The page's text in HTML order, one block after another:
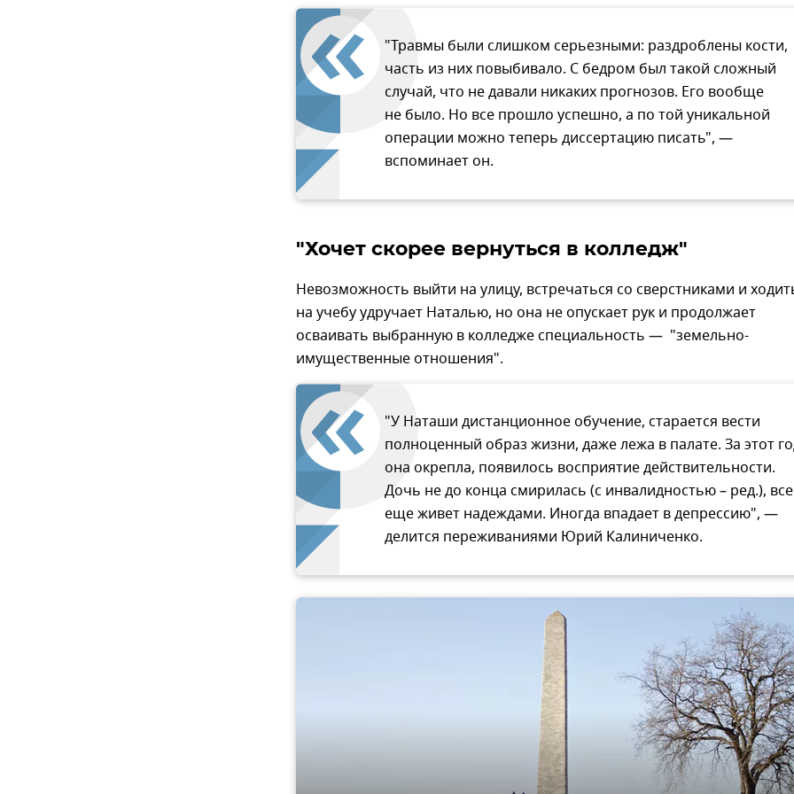
"Травмы были слишком серьезными: раздроблены кости,
часть из них повыбивало. С бедром был такой сложный
случай, что не давали никаких прогнозов. Его вообще
не было. Но все прошло успешно, а по той уникальной
операции можно теперь диссертацию писать", —
вспоминает он.
"Хочет скорее вернуться в колледж"
Невозможность выйти на улицу, встречаться со сверстниками и
на учебу удручает Наталью, но она не опускает рук и продолжает
осваивать выбранную в колледже специальность — "земельно-
имущественные отношения".
"У Наташи дистанционное обучение, старается вести
полноценный образ жизни, даже лежа в палате. За этот
она окрепла, появилось восприятие действительности.
Дочь не до конца смирилась (с инвалидностью – ред.), все
еще живет надеждами. Иногда впадает в депрессию", —
делится переживаниями Юрий Калиниченко.